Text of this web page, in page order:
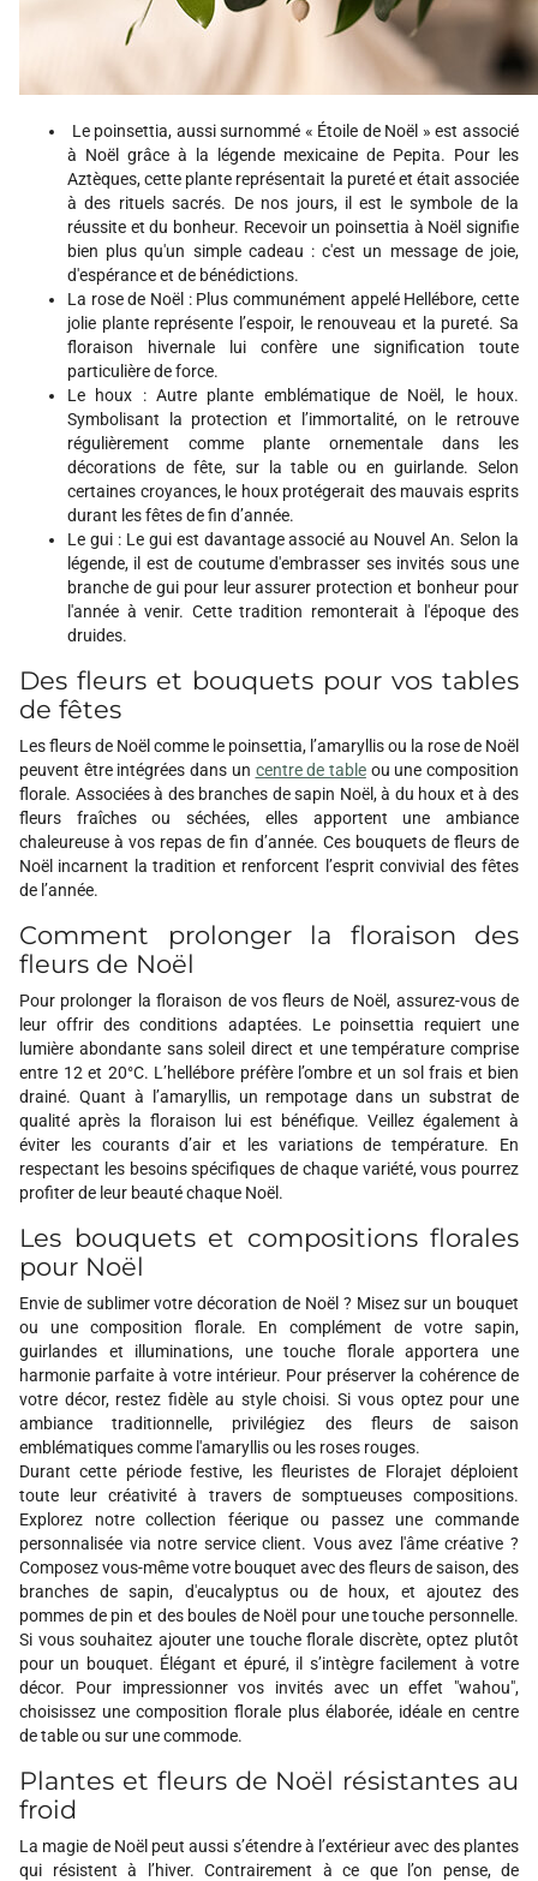
Le poinsettia, aussi surnommé « Étoile de Noël » est associé
à Noël grâce à la légende mexicaine de Pepita. Pour les
Aztèques, cette plante représentait la pureté et était associée
à des rituels sacrés. De nos jours, il est le symbole de la
réussite et du bonheur. Recevoir un poinsettia à Noël signifie
bien plus qu'un simple cadeau : c'est un message de joie,
d'espérance et de bénédictions.
La rose de Noël : Plus communément appelé Hellébore, cette
jolie plante représente l’espoir, le renouveau et la pureté. Sa
floraison hivernale lui confère une signification toute
particulière de force.
Le houx : Autre plante emblématique de Noël, le houx.
Symbolisant la protection et l’immortalité, on le retrouve
régulièrement comme plante ornementale dans les
décorations de fête, sur la table ou en guirlande. Selon
certaines croyances, le houx protégerait des mauvais esprits
durant les fêtes de fin d’année.
Le gui : Le gui est davantage associé au Nouvel An. Selon la
légende, il est de coutume d'embrasser ses invités sous une
branche de gui pour leur assurer protection et bonheur pour
l'année à venir. Cette tradition remonterait à l'époque des
druides.
Des fleurs et bouquets pour vos tables
de fêtes
Les fleurs de Noël comme le poinsettia, l’amaryllis ou la rose de Noël
peuvent être intégrées dans un centre de tableou une composition
florale. Associées à des branches de sapin Noël, à du houx et à des
fleurs fraîches ou séchées, elles apportent une ambiance
chaleureuse à vos repas de fin d’année. Ces bouquets de fleurs de
Noël incarnent la tradition et renforcent l’esprit convivial des fêtes
de l’année.
Comment prolonger la floraison des
fleurs de Noël
Pour prolonger la floraison de vos fleurs de Noël, assurez-vous de
leur offrir des conditions adaptées. Le poinsettia requiert une
lumière abondante sans soleil direct et une température comprise
entre 12 et 20°C. L’hellébore préfère l’ombre et un sol frais et bien
drainé. Quant à l’amaryllis, un rempotage dans un substrat de
qualité après la floraison lui est bénéfique. Veillez également à
éviter les courants d’air et les variations de température. En
respectant les besoins spécifiques de chaque variété, vous pourrez
profiter de leur beauté chaque Noël.
Les bouquets et compositions florales
pour Noël
Envie de sublimer votre décoration de Noël ? Misez sur un bouquet
ou une composition florale. En complément de votre sapin,
guirlandes et illuminations, une touche florale apportera une
harmonie parfaite à votre intérieur. Pour préserver la cohérence de
votre décor, restez fidèle au style choisi. Si vous optez pour une
ambiance traditionnelle, privilégiez des fleurs de saison
emblématiques comme l'amaryllis ou les roses rouges.
Durant cette période festive, les fleuristes de Florajet déploient
toute leur créativité à travers de somptueuses compositions.
Explorez notre collection féerique ou passez une commande
personnalisée via notre service client. Vous avez l'âme créative ?
Composez vous-même votre bouquet avec des fleurs de saison, des
branches de sapin, d'eucalyptus ou de houx, et ajoutez des
pommes de pin et des boules de Noël pour une touche personnelle.
Si vous souhaitez ajouter une touche florale discrète, optez plutôt
pour un bouquet. Élégant et épuré, il s’intègre facilement à votre
décor. Pour impressionner vos invités avec un effet "wahou",
choisissez une composition florale plus élaborée, idéale en centre
de table ou sur une commode.
Plantes et fleurs de Noël résistantes au
froid
La magie de Noël peut aussi s’étendre à l’extérieur avec des plantes
qui résistent à l’hiver. Contrairement à ce que l’on pense, de